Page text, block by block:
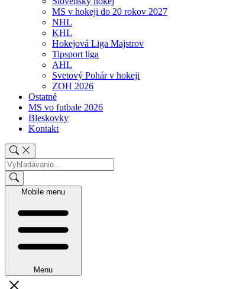
MS v hokeji do 20 rokov 2027
NHL
KHL
Hokejová Liga Majstrov
Tipsport liga
AHL
Svetový Pohár v hokeji
ZOH 2026
Ostatné
MS vo futbale 2026
Bleskovky
Kontakt
Mobile menu
Menu